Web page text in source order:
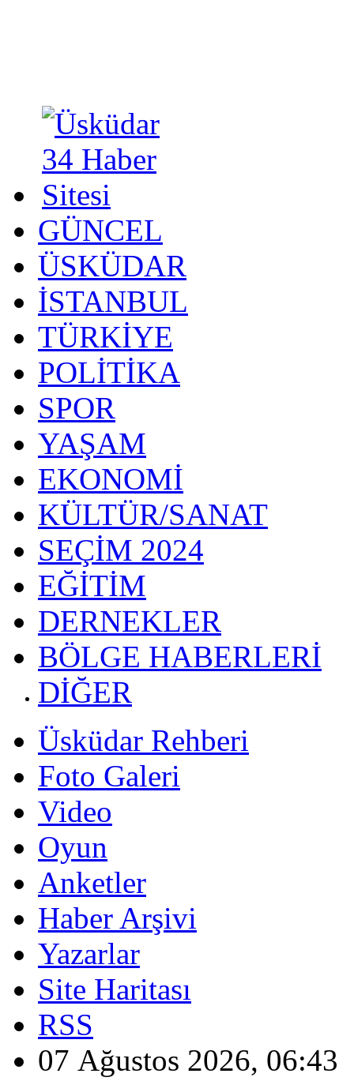
GÜNCEL
ÜSKÜDAR
İSTANBUL
TÜRKİYE
POLİTİKA
SPOR
YAŞAM
EKONOMİ
KÜLTÜR/SANAT
SEÇİM 2024
EĞİTİM
DERNEKLER
BÖLGE HABERLERİ
DİĞER
Üsküdar Rehberi
Foto Galeri
Video
Oyun
Anketler
Haber Arşivi
Yazarlar
Site Haritası
RSS
07 Ağustos 2026, 06:43